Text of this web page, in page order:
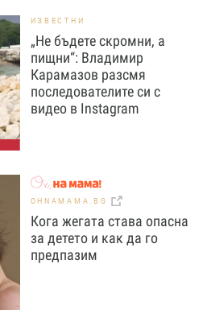
ИЗВЕСТНИ
„Не бъдете скромни, а
пищни“: Владимир
Карамазов разсмя
последователите си с
видео в Instagram
OHNAMAMA.BG
Кога жегата става опасна
за детето и как да го
предпазим